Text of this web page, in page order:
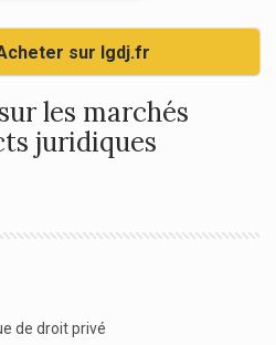
sur lgdj.fr
les marchés
juridiques
de droit privé